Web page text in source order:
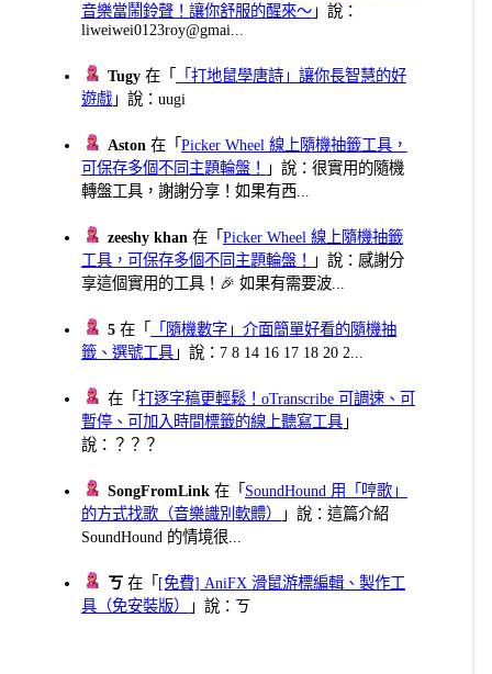
音樂當鬧鈴聲！讓你舒服的醒來～ 」說：
liweiwei0123roy@gmai...
Tugy 在「
「打地鼠學唐詩」讓你長智慧的好
遊戲 」說：uugi
Aston 在「Picker Wheel 線上隨機抽籤工具，
可保存多個不同主題輪盤！
」說：很實用的隨機
轉盤工具，謝謝分享！如果有西...
zeeshy khan 在「Picker Wheel 線上隨機抽籤
工具，可保存多個不同主題輪盤！
」說：感謝分
享這個實用的工具！🎉 如果有需要波...
5 在「
「隨機數字」介面簡單好看的隨機抽
籤、選號工具 」說：7 8 14 16 17 18 20 2...
在「打逐字稿更輕鬆！oTranscribe 可調速、可
暫停、可加入時間標籤的線上聽寫工具 」
說：？？？
SongFromLink 在「 SoundHound 用「哼歌」
的方式找歌（音樂識別軟體）
」說：這篇介紹
SoundHound 的情境很...
ㄎ 在「 [免費] AniFX 滑鼠游標編輯、製作工
具（免安裝版）
」說：ㄎ